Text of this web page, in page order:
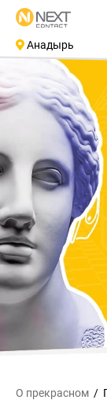
Анадырь
О прекрасном